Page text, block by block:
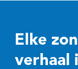
Elke
verhaal